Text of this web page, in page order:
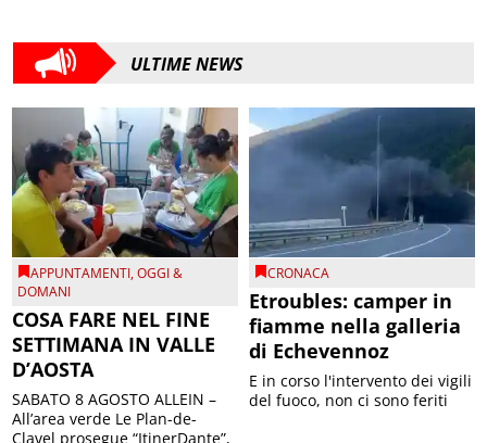
ULTIME NEWS
APPUNTAMENTI,OGGI &
DOMANI
COSA FARE NEL FINE
SETTIMANA IN VALLE
D’AOSTA
SABATO 8 AGOSTO ALLEIN –
All’area verde Le Plan-de-
Clavel prosegue “ItinerDante”,
CRONACA
Etroubles: camper in
fiamme nella galleria
di Echevennoz
E in corso l'intervento dei vigili
del fuoco, non ci sono feriti